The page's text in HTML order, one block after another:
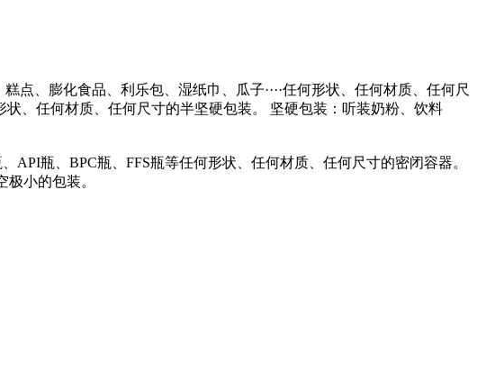
、膨化食品、利乐包、湿纸巾、瓜子····任何形状、任何材质、任何尺
、任何材质、任何尺寸的半坚硬包装。 坚硬包装：听装奶粉、饮料
瓶、BPC瓶、FFS瓶等任何形状、任何材质、任何尺寸的密闭容器。
小的包装。